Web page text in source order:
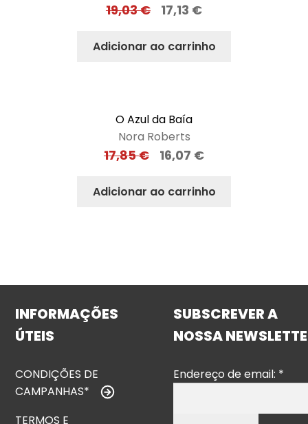
19,03€ 17,13 €
Adicionar ao carrinho
O Azul da Baía
Nora Roberts
17,85€ 16,07 €
Adicionar ao carrinho
INFORMAÇÕES
ÚTEIS
CONDIÇÕES DE
CAMPANHAS*
TERMOS E
SUBSCREVER A
NOSSA
Endereço de email: *